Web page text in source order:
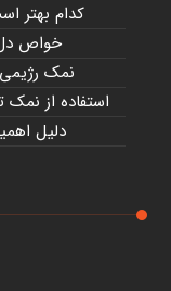
کدام بهتر
خواص
نمک
استفاده از
دلیل